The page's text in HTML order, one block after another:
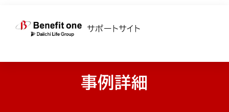
サポートサイト
事例詳細